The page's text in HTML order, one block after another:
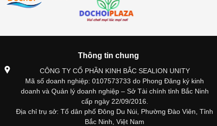
Thông tin chung
CÔNG TY CỔ PHẦN KINH BẮC SEALION UNITY
Mã số doanh nghiệp: 0107573733 do Phong Đăng ký kinh
doanh và Quản lý doanh nghiệp – Sở Tài chính tỉnh Bắc Ninh
cấp ngày 22/09/2016.
Địa chỉ trụ sở: Tổ dân phố Đông Du Núi, Phường Đào Viên, Tỉnh
Bắc Ninh, Việt Nam